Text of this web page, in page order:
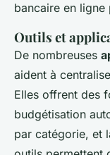
bancaire en
Outils et
De nombreuses
aident à
Elles offrent des
budgétisation
par catégorie, et